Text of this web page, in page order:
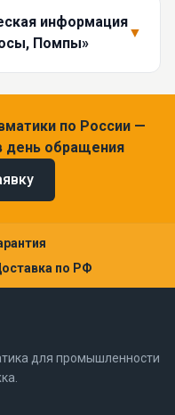
информация
Помпы»
▼
по России —
день обращения
по РФ
для промышленности